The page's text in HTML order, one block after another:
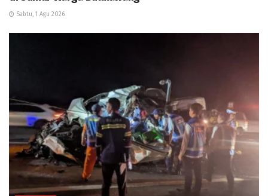
Sabtu, 1 Agu 2026